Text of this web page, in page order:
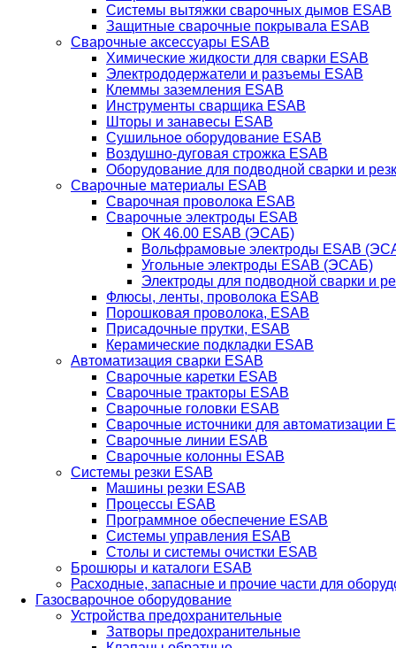
Системы вытяжки сварочных дымов ESAB
Защитные сварочные покрывала ESAB
Сварочные аксессуары ESAB
Химические жидкости для сварки ESAB
Электрододержатели и разъемы ESAB
Клеммы заземления ESAB
Инструменты сварщика ESAB
Шторы и занавесы ESAB
Сушильное оборудование ESAB
Воздушно-дуговая строжка ESAB
Оборудование для подводной сварки и
Сварочные материалы ESAB
Сварочная проволока ESAB
Сварочные электроды ESAB
ОК 46.00 ESAB (ЭСАБ)
Вольфрамовые электроды ESAB
Угольные электроды ESAB (ЭСАБ)
Электроды для подводной сварки и
Флюсы, ленты, проволока ESAB
Порошковая проволока, ESAB
Присадочные прутки, ESAB
Керамические подкладки ESAB
Автоматизация сварки ESAB
Сварочные каретки ESAB
Сварочные тракторы ESAB
Сварочные головки ESAB
Сварочные источники для автоматизации
Сварочные линии ESAB
Сварочные колонны ESAB
Системы резки ESAB
Машины резки ESAB
Процессы ESAB
Программное обеспечение ESAB
Системы управления ESAB
Столы и системы очистки ESAB
Брошюры и каталоги ESAB
Расходные, запасные и прочие части для
Газосварочное оборудование
Устройства предохранительные
Затворы предохранительные